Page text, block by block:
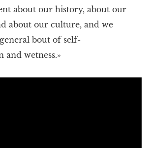
about our history, about our
about our culture, and we
bout of self-
wetness.»